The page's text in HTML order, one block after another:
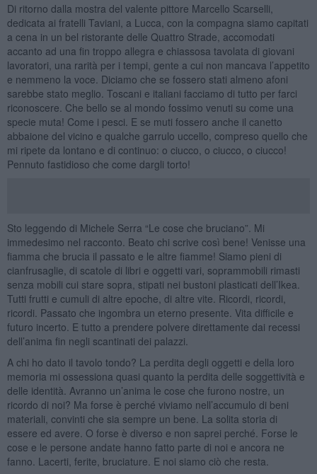
Di ritorno dalla mostra del valente pittore Marcello Scarselli,
dedicata ai fratelli Taviani, a Lucca, con la compagna siamo capitati
a cena in un bel ristorante delle Quattro Strade, accomodati
accanto ad una fin troppo allegra e chiassosa tavolata di giovani
lavoratori, una rarità per i tempi, gente a cui non mancava l’appetito
e nemmeno la voce. Diciamo che se fossero stati almeno afoni
sarebbe stato meglio. Toscani e italiani facciamo di tutto per farci
riconoscere. Che bello se al mondo fossimo venuti su come una
specie muta! Come i pesci. E se muti fossero anche il canetto
abbaione del vicino e qualche garrulo uccello, compreso quello che
mi ripete da lontano e di continuo: o ciucco, o ciucco, o ciucco!
Pennuto fastidioso che come dargli torto!
Sto leggendo di Michele Serra “Le cose che bruciano”. Mi
immedesimo nel racconto. Beato chi scrive così bene! Venisse una
fiamma che brucia il passato e le altre fiamme! Siamo pieni di
cianfrusaglie, di scatole di libri e oggetti vari, soprammobili rimasti
senza mobili cui stare sopra, stipati nei bustoni plasticati dell’Ikea.
Tutti frutti e cumuli di altre epoche, di altre vite. Ricordi, ricordi,
ricordi. Passato che ingombra un eterno presente. Vita difficile e
futuro incerto. E tutto a prendere polvere direttamente dai recessi
dell’anima fin negli scantinati dei palazzi.
A chi ho dato il tavolo tondo? La perdita degli oggetti e della loro
memoria mi ossessiona quasi quanto la perdita delle soggettività e
delle identità. Avranno un’anima le cose che furono nostre, un
ricordo di noi? Ma forse è perché viviamo nell’accumulo di beni
materiali, convinti che sia sempre un bene. La solita storia di
essere ed avere. O forse è diverso e non saprei perché. Forse le
cose e le persone andate hanno fatto parte di noi e ancora ne
fanno. Lacerti, ferite, bruciature. E noi siamo ciò che resta.